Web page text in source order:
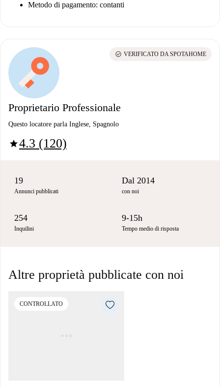
Metodo di pagamento: contanti
Proprietario Professionale
Questo locatore parla Inglese, Spagnolo
star4.3 (120)
check_circle VERIFICATO DA SPOTAHOME
19
Annunci pubblicati
Dal 2014
con noi
254
Inquilini
9-15h
Tempo medio di risposta
Altre proprietà pubblicate con noi
CONTROLLATO